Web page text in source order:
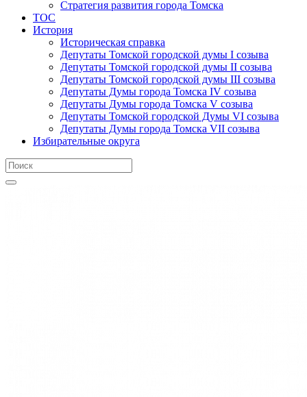
Стратегия развития города Томска
ТОС
История
Историческая справка
Депутаты Томской городской думы I созыва
Депутаты Томской городской думы II созыва
Депутаты Томской городской думы III созыва
Депутаты Думы города Томска IV созыва
Депутаты Думы города Томска V созыва
Депутаты Томской городской Думы VI созыва
Депутаты Думы города Томска VII созыва
Избирательные округа